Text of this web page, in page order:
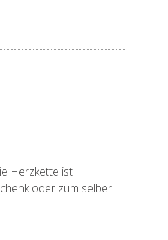
Herzkette ist
oder zum selber